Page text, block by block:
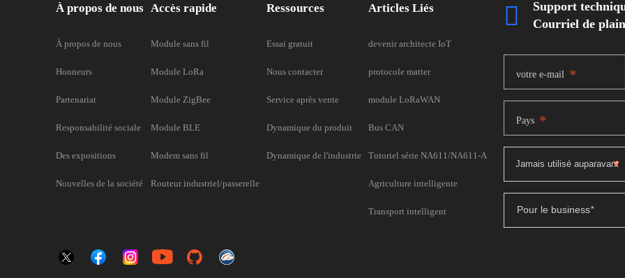
À propos de nous
À propos de nous
Honneurs
Partenariat
Responsabilité sociale
Des expositions
Nouvelles de la société
Accès rapide
Module sans fil
Module LoRa
Module ZigBee
Module BLE
Modem sans fil
Routeur industriel/passerelle
Ressources
Essai gratuit
Nous contacter
Service après vente
Dynamique du produit
Dynamique de l'industrie
Articles Liés
devenir architecte IoT
protocole matter
module LoRaWAN
Bus CAN
Tutoriel série NA611/NA611-A
Agriculture intelligente
Transport intelligent

Support
Courriel de
votre e-mail *
Pays *
Pour le business*